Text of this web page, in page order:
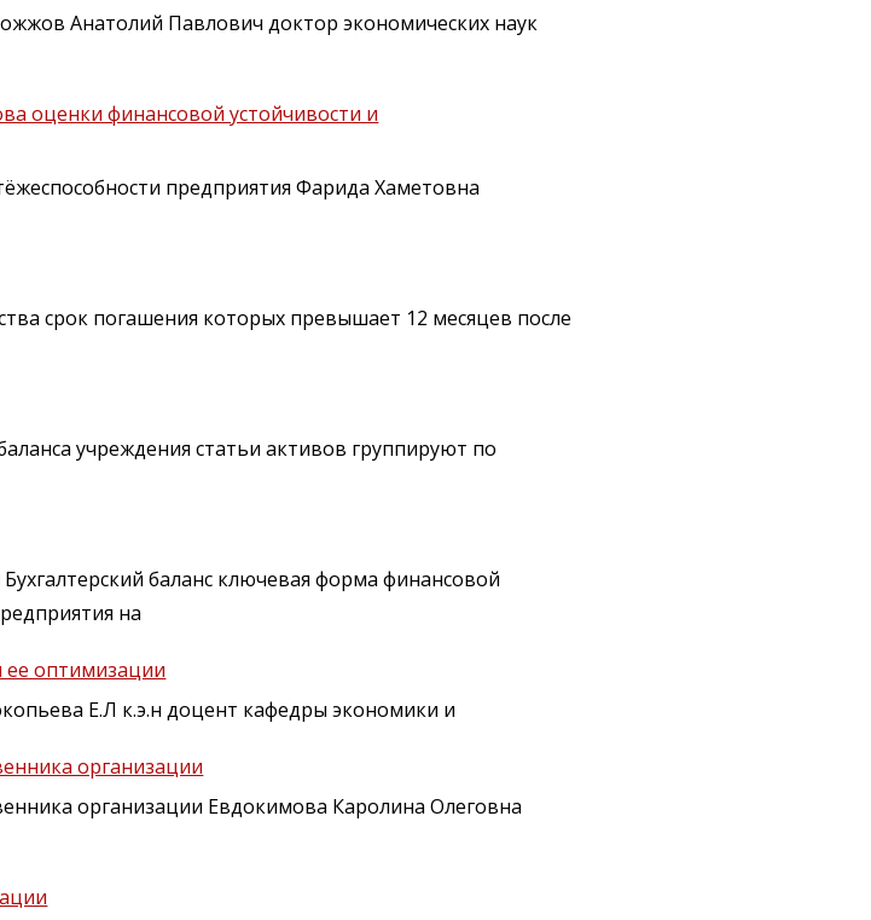
Анатолий Павлович доктор экономических наук
оценки финансовой устойчивости и
предприятия Фарида Хаметовна
срок погашения которых превышает 12 месяцев после
учреждения статьи активов группируют по
Бухгалтерский баланс ключевая форма финансовой
на
ее оптимизации
Е.Л к.э.н доцент кафедры экономики и
организации
организации Евдокимова Каролина Олеговна